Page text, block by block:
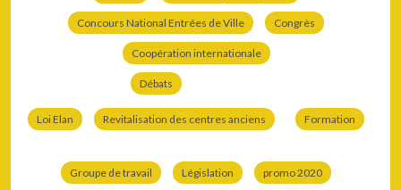
Concours National Entrées de Ville Congrès
Coopération internationale
Débats
Loi Elan Revitalisation des centres anciens Formation
Groupe de travail Législation promo 2020